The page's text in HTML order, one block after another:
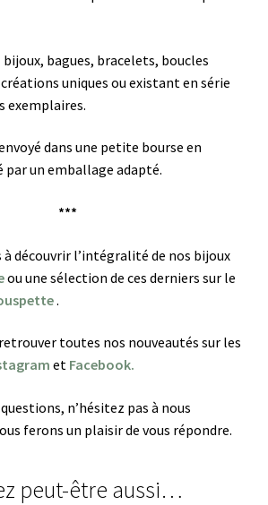
bagues, bracelets, boucles
uniques ou existant en série
exemplaires.
dans une petite bourse en
un emballage adapté.
***
à découvrir l’intégralité de nos bijoux
ou une sélection de ces derniers sur le
.
toutes nos nouveautés sur les
et Facebook.
n’hésitez pas à nous
ferons un plaisir de vous répondre.
peut-être aussi…